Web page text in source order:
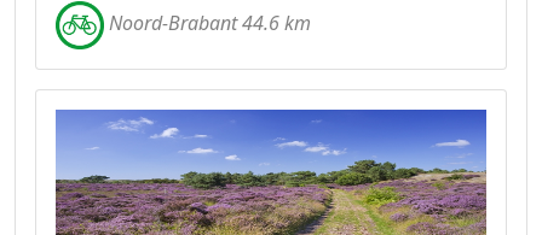
Noord-Brabant 44.6 km